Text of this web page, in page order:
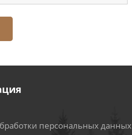
персональных данных